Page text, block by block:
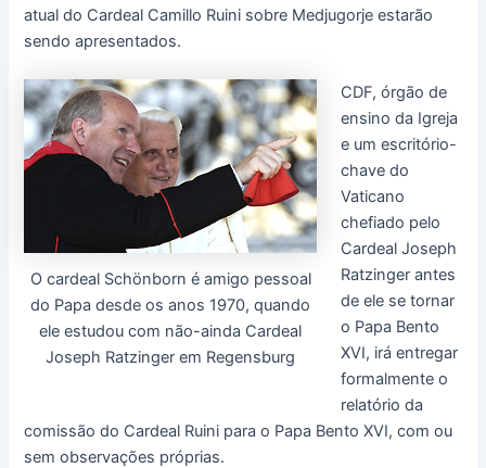
atual do Cardeal Camillo Ruini sobre Medjugorje estarão
sendo apresentados.
O cardeal Schönborn é amigo pessoal
do Papa desde os anos 1970, quando
ele estudou com não-ainda Cardeal
Joseph Ratzinger em Regensburg
CDF, órgão de
ensino da Igreja
e um escritório-
chave do
Vaticano
chefiado pelo
Cardeal Joseph
Ratzinger antes
de ele se tornar
o Papa Bento
XVI, irá entregar
formalmente o
relatório da
comissão do Cardeal Ruini para o Papa Bento XVI, com ou
sem observações próprias.